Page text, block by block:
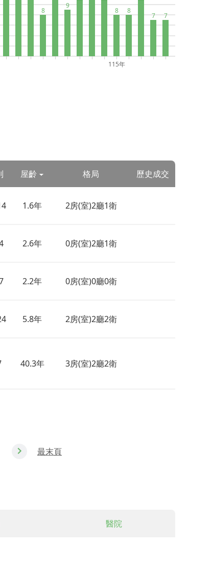
115年
8
9
8
8
7 7
屋齡 格局 歷史成交
1.6年 2房(室)2廳1衛
2.6年 0房(室)2廳1衛
2.2年 0房(室)0廳0衛
5.8年 2房(室)2廳2衛
40.3年 3房(室)2廳2衛
最末頁
醫院